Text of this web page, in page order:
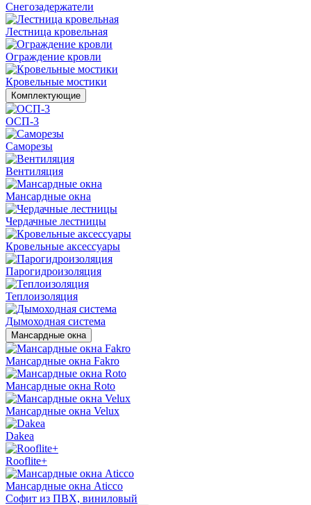
Снегозадержатели
Лестница кровельная
Ограждение кровли
Кровельные мостики
Комплектующие
ОСП-3
Саморезы
Вентиляция
Мансардные окна
Чердачные лестницы
Кровельные аксессуары
Парогидроизоляция
Теплоизоляция
Дымоходная система
Мансардные окна
Мансардные окна Fakro
Мансардные окна Roto
Мансардные окна Velux
Dakea
Rooflite+
Мансардные окна Aticco
Софит из ПВХ, виниловый